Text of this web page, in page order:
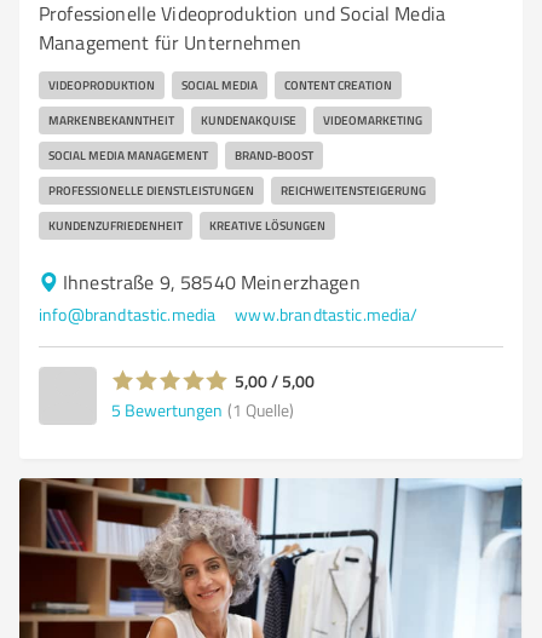
Professionelle Videoproduktion und Social Media
Management für Unternehmen
VIDEOPRODUKTION SOCIAL MEDIA CONTENT CREATION
MARKENBEKANNTHEIT KUNDENAKQUISE VIDEOMARKETING
SOCIAL MEDIA MANAGEMENT BRAND-BOOST
PROFESSIONELLE DIENSTLEISTUNGEN REICHWEITENSTEIGERUNG
KUNDENZUFRIEDENHEIT KREATIVE LÖSUNGEN
Ihnestraße 9, 58540 Meinerzhagen
info@brandtastic.media www.brandtastic.media/
5,00 / 5,00
5 Bewertungen (1 Quelle)